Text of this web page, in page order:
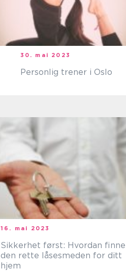
30. mai 2023
Personlig trener i Oslo
16. mai 2023
Sikkerhet først: Hvordan finne
den rette låsesmeden for ditt
hjem